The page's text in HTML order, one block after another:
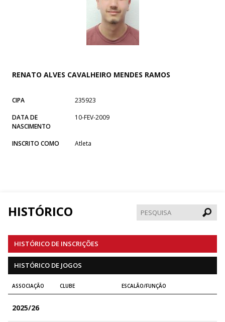
RENATO ALVES CAVALHEIRO MENDES RAMOS
CIPA
235923
DATA DE
NASCIMENTO
10-FEV-2009
INSCRITO COMO Atleta
HISTÓRICO
HISTÓRICO DE INSCRIÇÕES
HISTÓRICO DE JOGOS
ASSOCIAÇÃO CLUBE ESCALÃO/FUNÇÃO
2025/26